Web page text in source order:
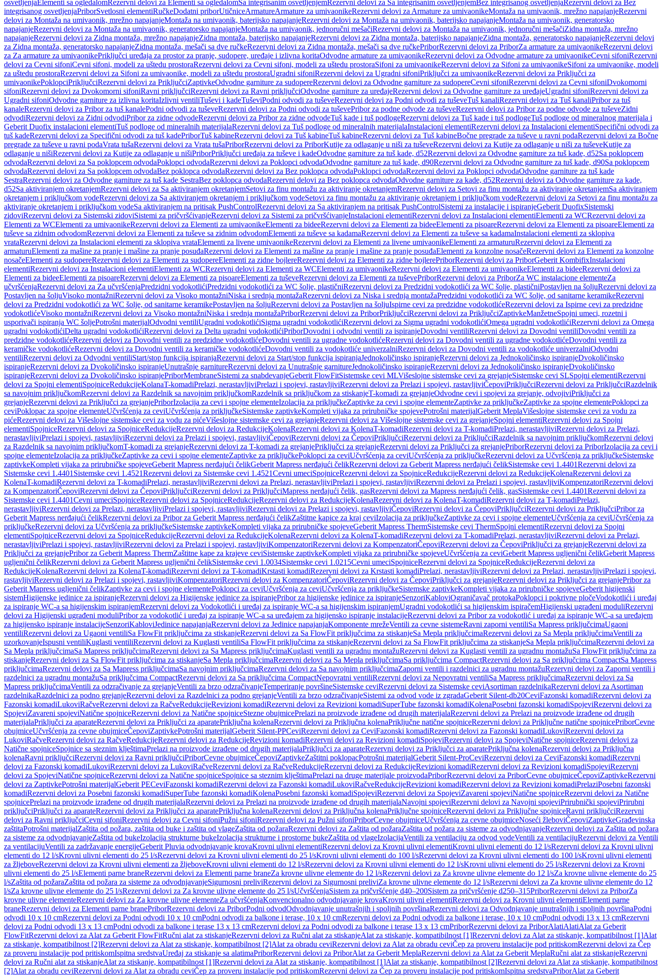
osvetljenjaElementi sa ogledalomRezervni delovi za Elementi sa ogledalomSa integrisanim osvetljenjemRezervni delovi za Sa integrisanim osvetljenjemBez integrisanog osvetljenjaRezervni delovi za Bez
integrisanog osvetljenjaPriborSvetlosni elementiRučkeDodatni priborUtičniceArmatureArmature za umivaonikeRezervni delovi za Armature za umivaonikeMontaža na umivaonik, mrežno napajanjeRezervni
delovi za Montaža na umivaonik, mrežno napajanjeMontaža na umivaonik, baterijsko napajanjeRezervni delovi za Montaža na umivaonik, baterijsko napajanjeMontaža na umivaonik, generatorsko
napajanjeRezervni delovi za Montaža na umivaonik, generatorsko napajanjeMontaža na umivaonik, jednoručni mešačiRezervni delovi za Montaža na umivaonik, jednoručni mešačiZidna montaža, mrežno
napajanjeRezervni delovi za Zidna montaža, mrežno napajanjeZidna montaža, baterijsko napajanjeRezervni delovi za Zidna montaža, baterijsko napajanjeZidna montaža, generatorsko napajanjeRezervni delovi
za Zidna montaža, generatorsko napajanjeZidna montaža, mešači sa dve ručkeRezervni delovi za Zidna montaža, mešači sa dve ručkePriborRezervni delovi za PriborZa armature za umivaonikeRezervni delovi
za Za armature za umivaonikePriključci uređaja za prostor za pranje, sudopere, uređaje i izlivna koritaOdvodne armature za umivaonikeRezervni delovi za Odvodne armature za umivaonikeCevni sifoniRezervni
delovi za Cevni sifoniCevni sifoni, modeli za uštedu prostoraRezervni delovi za Cevni sifoni, modeli za uštedu prostoraSifoni za umivaonikeRezervni delovi za Sifoni za umivaonikeSifoni za umivaonike, modeli
za uštedu prostoraRezervni delovi za Sifoni za umivaonike, modeli za uštedu prostoraUgradni sifoniRezervni delovi za Ugradni sifoniPriključci za umivaonikeRezervni delovi za Priključci za
umivaonikePoklopciPriključciRezervni delovi za PriključciZaptivkeOdvodne garniture za sudopereRezervni delovi za Odvodne garniture za sudopereCevni sifoniRezervni delovi za Cevni sifoniDvokomorni
sifoniRezervni delovi za Dvokomorni sifoniRavni priključciRezervni delovi za Ravni priključciOdvodne garniture za uređajeRezervni delovi za Odvodne garniture za uređajeUgradni sifoniRezervni delovi za
Ugradni sifoniOdvodne garniture za izlivna koritaIzlivni ventiliTuševi i kadeTuševiPodni odvodi za tuševeRezervni delovi za Podni odvodi za tuševeTuš kanaliRezervni delovi za Tuš kanaliPribor za tuš
kanaleRezervni delovi za Pribor za tuš kanalePodni odvodi za tuševeRezervni delovi za Podni odvodi za tuševePribor za podne odvode za tuševeRezervni delovi za Pribor za podne odvode za tuševeZidni
odvodiRezervni delovi za Zidni odvodiPribor za zidne odvodeRezervni delovi za Pribor za zidne odvodeTuš kade i tuš podlogeRezervni delovi za Tuš kade i tuš podlogeTuš podloge od mineralnog materijala i
Geberit Duofix instalacioni elementiTuš podloge od mineralnih materijalaRezervni delovi za Tuš podloge od mineralnih materijalaInstalacioni elementiRezervni delovi za Instalacioni elementiSpecifični odvodi za
tuš kadeRezervni delovi za Specifični odvodi za tuš kadePriborTuš kabineRezervni delovi za Tuš kabineTuš kabineRezervni delovi za Tuš kabineBočne pregrade za tuševe u ravni podaRezervni delovi za Bočne
pregrade za tuševe u ravni podaVrata tušaRezervni delovi za Vrata tušaPriborRezervni delovi za PriborKutije za odlaganje u niši za tuševeRezervni delovi za Kutije za odlaganje u niši za tuševeKutije za
odlaganje u nišiRezervni delovi za Kutije za odlaganje u nišiPriborPriključci uređaja za tuševe i kadeOdvodne garniture za tuš kade, d52Rezervni delovi za Odvodne garniture za tuš kade, d52Sa poklopcem
odvodaRezervni delovi za Sa poklopcem odvodaPoklopci odvodaRezervni delovi za Poklopci odvodaOdvodne garniture za tuš kade, d90Rezervni delovi za Odvodne garniture za tuš kade, d90Sa poklopcem
odvodaRezervni delovi za Sa poklopcem odvodaBez poklopca odvodaRezervni delovi za Bez poklopca odvodaPoklopci odvodaRezervni delovi za Poklopci odvodaOdvodne garniture za tuš kade
SestraRezervni delovi za Odvodne garniture za tuš kade SestraBez poklopca odvodaRezervni delovi za Bez poklopca odvodaOdvodne garniture za kade, d52Rezervni delovi za Odvodne garniture za kade,
d52Sa aktiviranjem okretanjemRezervni delovi za Sa aktiviranjem okretanjemSetovi za finu montažu za aktiviranje okretanjemRezervni delovi za Setovi za finu montažu za aktiviranje okretanjemSa aktiviranjem
okretanjem i priključkom vodeRezervni delovi za Sa aktiviranjem okretanjem i priključkom vodeSetovi za finu montažu za aktiviranje okretanjem i priključkom vodeRezervni delovi za Setovi za finu montažu za
aktiviranje okretanjem i priključkom vodeSa aktiviranjem na pritisak PushControlRezervni delovi za Sa aktiviranjem na pritisak PushControlSistemi za instalacije i ispiranjeGeberit DuofixSistemski
zidoviRezervni delovi za Sistemski zidoviSistemi za pričvršćivanjeRezervni delovi za Sistemi za pričvršćivanjeInstalacioni elementiRezervni delovi za Instalacioni elementiElementi za WCRezervni delovi za
Elementi za WCElementi za umivaonikeRezervni delovi za Elementi za umivaonikeElementi za bideeRezervni delovi za Elementi za bideeElementi za pisoareRezervni delovi za Elementi za pisoareElementi za
tuševe sa zidnim odvodomRezervni delovi za Elementi za tuševe sa zidnim odvodomElementi za tuševe sa kadamaRezervni delovi za Elementi za tuševe sa kadamaInstalacioni elementi za sklopiva
vrataRezervni delovi za Instalacioni elementi za sklopiva vrataElementi za livene umivaonikeRezervni delovi za Elementi za livene umivaonikeElementi za armaturuRezervni delovi za Elementi za
armaturuElementi za mašine za pranje i mašine za pranje posuđaRezervni delovi za Elementi za mašine za pranje i mašine za pranje posuđaElementi za konzolne nosačeRezervni delovi za Elementi za konzolne
nosačeElementi za sudopereRezervni delovi za Elementi za sudopereElementi za zidne bojlereRezervni delovi za Elementi za zidne bojlerePriborRezervni delovi za PriborGeberit KombifixInstalacioni
elementiRezervni delovi za Instalacioni elementiElementi za WCRezervni delovi za Elementi za WCElementi za umivaonikeRezervni delovi za Elementi za umivaonikeElementi za bideeRezervni delovi za
Elementi za bideeElementi za pisoareRezervni delovi za Elementi za pisoareElementi za tuševeRezervni delovi za Elementi za tuševePriborRezervni delovi za PriborZa WC instalacione elementeZa
učvršćenjaRezervni delovi za Za učvršćenjaPredzidni vodokotlićiPredzidni vodokotlići za WC šolje, plastičniRezervni delovi za Predzidni vodokotlići za WC šolje, plastičniPostavljen na šoljuRezervni delovi za
Postavljen na šoljuVisoko montažniRezervni delovi za Visoko montažniNiska i srednja montažaRezervni delovi za Niska i srednja montažaPredzidni vodokotlići za WC šolje, od sanitarne keramikeRezervni
delovi za Predzidni vodokotlići za WC šolje, od sanitarne keramikePostavljen na šoljuRezervni delovi za Postavljen na šoljuIspirne cevi za predzidne vodokotlićeRezervni delovi za Ispirne cevi za predzidne
vodokotlićeVisoko montažniRezervni delovi za Visoko montažniNiska i srednja montažaPriborRezervni delovi za PriborPriključciRezervni delovi za PriključciZaptivkeManžetneSpojni umeci, rozetni i
usporivači ispiranja WC šoljePotrošni materijalOdvodni ventiliUgradni vodokotlićiSigma ugradni vodokotlićiRezervni delovi za Sigma ugradni vodokotlićiOmega ugradni vodokotlićiRezervni delovi za Omega
ugradni vodokotlićiDelta ugradni vodokotlićiRezervni delovi za Delta ugradni vodokotlićiPriborDovodni i odvodni ventili za ispiranjeDovodni ventiliRezervni delovi za Dovodni ventiliDovodni ventili za
predzidne vodokotlićeRezervni delovi za Dovodni ventili za predzidne vodokotlićeDovodni ventili za ugradne vodokotlićeRezervni delovi za Dovodni ventili za ugradne vodokotlićeDovodni ventili za
keramičke vodokotlićeRezervni delovi za Dovodni ventili za keramičke vodokotlićeDovodni ventili za vodokotliće univerzalniRezervni delovi za Dovodni ventili za vodokotliće univerzalniOdvodni
ventiliRezervni delovi za Odvodni ventiliStart/stop funkcija ispiranjaRezervni delovi za Start/stop funkcija ispiranjaJednokoličinsko ispiranjeRezervni delovi za Jednokoličinsko ispiranjeDvokoličinsko
ispiranjeRezervni delovi za Dvokoličinsko ispiranjeUnutrašnje garnitureRezervni delovi za Unutrašnje garnitureJednokoličinsko ispiranjeRezervni delovi za Jednokoličinsko ispiranjeDvokoličinsko
ispiranjeRezervni delovi za Dvokoličinsko ispiranjePriborMembraneSistemi za snabdevanjeGeberit FlowFitSistemske cevi MLVišeslojne sistemske cevi za grejanjeSistemske cevi SLSpojni elementiRezervni
delovi za Spojni elementiSpojniceRedukcijeKolanaT-komadiPrelazi, nerastavljiviPrelazi i spojevi, rastavljiviRezervni delovi za Prelazi i spojevi, rastavljiviČepoviPriključciRezervni delovi za PriključciRazdelnik
sa navojnim priključkomRezervni delovi za Razdelnik sa navojnim priključkomRazdelnik sa priključkom za stiskanjeT-komadi za grejanjeOdvodne cevi i spojevi za grejanje, odvojiviPriključci za
grejanjeRezervni delovi za Priključci za grejanjePriborIzolacija za cevi i spojne elementeIzolacija za priključkeZaptivke za cevi i spojne elementeZaptivke za priključkeZaptivke za spojne elementePoklopci za
ceviPoklopac za spojne elementeUčvršćenja za ceviUčvršćenja za priključkeSistemske zaptivkeKompleti vijaka za prirubničke spojevePotrošni materijalGeberit MeplaVišeslojne sistemske cevi za vodu za
pićeRezervni delovi za Višeslojne sistemske cevi za vodu za pićeVišeslojne sistemske cevi za grejanjeRezervni delovi za Višeslojne sistemske cevi za grejanjeSpojni elementiRezervni delovi za Spojni
elementiSpojniceRezervni delovi za SpojniceRedukcijeRezervni delovi za RedukcijeKolenaRezervni delovi za KolenaT-komadiRezervni delovi za T-komadiPrelazi, nerastavljiviRezervni delovi za Prelazi,
nerastavljiviPrelazi i spojevi, rastavljiviRezervni delovi za Prelazi i spojevi, rastavljiviČepoviRezervni delovi za ČepoviPriključciRezervni delovi za PriključciRazdelnik sa navojnim priključkomRezervni delovi
za Razdelnik sa navojnim priključkomT-komadi za grejanjeRezervni delovi za T-komadi za grejanjePriključci za grejanjeRezervni delovi za Priključci za grejanjePriborRezervni delovi za PriborIzolacija za cevi i
spojne elementeIzolacija za priključkeZaptivke za cevi i spojne elementeZaptivke za priključkePoklopci za ceviUčvršćenja za ceviUčvršćenja za priključkeRezervni delovi za Učvršćenja za priključkeSistemske
zaptivkeKompleti vijaka za prirubničke spojeveGeberit Mapress nerđajući čelikGeberit Mapress nerđajući čelikRezervni delovi za Geberit Mapress nerđajući čelikSistemske cevi 1.4401Rezervni delovi za
Sistemske cevi 1.4401 Sistemske cevi 1.4521Rezervni delovi za Sistemske cevi 1.4521Cevni umeciSpojniceRezervni delovi za SpojniceRedukcijeRezervni delovi za RedukcijeKolenaRezervni delovi za
KolenaT-komadiRezervni delovi za T-komadiPrelazi, nerastavljiviRezervni delovi za Prelazi, nerastavljiviPrelazi i spojevi, rastavljiviRezervni delovi za Prelazi i spojevi, rastavljiviKompenzatoriRezervni delovi
za KompenzatoriČepoviRezervni delovi za ČepoviPriključciRezervni delovi za PriključciMapress nerđajući čelik, gasRezervni delovi za Mapress nerđajući čelik, gasSistemske cevi 1.4401Rezervni delovi za
Sistemske cevi 1.4401Cevni umeciSpojniceRezervni delovi za SpojniceRedukcijeRezervni delovi za RedukcijeKolenaRezervni delovi za KolenaT-komadiRezervni delovi za T-komadiPrelazi,
nerastavljiviRezervni delovi za Prelazi, nerastavljiviPrelazi i spojevi, rastavljiviRezervni delovi za Prelazi i spojevi, rastavljiviČepoviRezervni delovi za ČepoviPriključciRezervni delovi za PriključciPribor za
Geberit Mapress nerđajući čelikRezervni delovi za Pribor za Geberit Mapress nerđajući čelikZaštitne kapice za kraj ceviIzolacija za priključkeZaptivke za cevi i spojne elementeUčvršćenja za ceviUčvršćenja za
priključkeRezervni delovi za Učvršćenja za priključkeSistemske zaptivkeKompleti vijaka za prirubničke spojeveGeberit Mapress ThermSistemske cevi ThermSpojni elementiRezervni delovi za Spojni
elementiSpojniceRezervni delovi za SpojniceRedukcijeRezervni delovi za RedukcijeKolenaRezervni delovi za KolenaT-komadiRezervni delovi za T-komadiPrelazi, nerastavljiviRezervni delovi za Prelazi,
nerastavljiviPrelazi i spojevi, rastavljiviRezervni delovi za Prelazi i spojevi, rastavljiviKompenzatoriRezervni delovi za KompenzatoriČepoviRezervni delovi za ČepoviPriključci za grejanjeRezervni delovi za
Priključci za grejanjePribor za Geberit Mapress ThermZaštitne kape za krajeve ceviSistemske zaptivkeKompleti vijaka za prirubničke spojeveUčvršćenja za ceviGeberit Mapress ugljenični čelikGeberit Mapress
ugljenični čelikRezervni delovi za Geberit Mapress ugljenični čelikSistemske cevi 1.0034Sistemske cevi 1.0215Cevni umeciSpojniceRezervni delovi za SpojniceRedukcijeRezervni delovi za
RedukcijeKolenaRezervni delovi za KolenaT-komadiRezervni delovi za T-komadiKrstasti komadiRezervni delovi za Krstasti komadiPrelazi, nerastavljiviRezervni delovi za Prelazi, nerastavljiviPrelazi i spojevi,
rastavljiviRezervni delovi za Prelazi i spojevi, rastavljiviKompenzatoriRezervni delovi za KompenzatoriČepoviRezervni delovi za ČepoviPriključci za grejanjeRezervni delovi za Priključci za grejanjePribor za
Geberit Mapress ugljenični čelikZaptivke za cevi i spojne elementePoklopci za ceviUčvršćenja za ceviUčvršćenja za priključkeSistemske zaptivkeKompleti vijaka za prirubničke spojeveGeberit higijenski
sistemHigijenske jedinice za ispiranjeRezervni delovi za Higijenske jedinice za ispiranjePribor za higijenske jedinice za ispiranjeSenzoriKabloviOgraničavač protokaPoklopci i pokrivne pločeVodokotlići i uređaj
za ispiranje WC-a sa higijenskim ispiranjemRezervni delovi za Vodokotlići i uređaj za ispiranje WC-a sa higijenskim ispiranjemUgradni vodokotlići sa higijenskim ispiračemHigijenski ugrađeni moduliRezervni
delovi za Higijenski ugrađeni moduliPribor za vodokotlić i uređaj za ispiranje WC-a sa uređajem za higijensko ispiranje instalacijeRezervni delovi za Pribor za vodokotlić i uređaj za ispiranje WC-a sa uređajem
za higijensko ispiranje instalacijeSenzoriKabloviJedinice napajanjaRezervni delovi za Jedinice napajanjaKomponente mrežeVentili za cevne sistemeRavni zaporni ventiliSa Mapress priključcimaUgaoni
ventiliRezervni delovi za Ugaoni ventiliSa FlowFit priključcima za stiskanjeRezervni delovi za Sa FlowFit priključcima za stiskanjeSa Mepla priključcimaRezervni delovi za Sa Mepla priključcimaVentili za
uzorkovanjeIspusni ventiliKuglasti ventiliRezervni delovi za Kuglasti ventiliSa FlowFit priključcima za stiskanjeRezervni delovi za Sa FlowFit priključcima za stiskanjeSa Mepla priključcimaRezervni delovi za
Sa Mepla priključcimaSa Mapress priključcimaRezervni delovi za Sa Mapress priključcimaKuglasti ventili za ugradnu montažuRezervni delovi za Kuglasti ventili za ugradnu montažuSa FlowFit priključcima za
stiskanjeRezervni delovi za Sa FlowFit priključcima za stiskanjeSa Mepla priključcimaRezervni delovi za Sa Mepla priključcimaSa priključcima CompactRezervni delovi za Sa priključcima CompactSa Mapress
priključcimaRezervni delovi za Sa Mapress priključcimaSa navojnim priključcimaRezervni delovi za Sa navojnim priključcimaZaporni ventili i razdelnici za ugradnu montažuRezervni delovi za Zaporni ventili i
razdelnici za ugradnu montažuSa priključcima CompactRezervni delovi za Sa priključcima CompactNepovratni ventiliRezervni delovi za Nepovratni ventiliSa Mapress priključcimaRezervni delovi za Sa
Mapress priključcimaVentili za odzračivanje za grejanjeVentili za brzo odzračivanjeTemperiranje površineSistemske ceviRezervni delovi za Sistemske ceviAsortiman razdelnikaRezervni delovi za Asortiman
razdelnikaRazdelnici za podno grejanjeRezervni delovi za Razdelnici za podno grejanjeVentili za brzo odzračivanjeSistemi za odvod vode iz zgradaGeberit Silent-db20CeviFazonski komadiRezervni delovi za
Fazonski komadiLukoviRačveRezervni delovi za RačveRedukcijeRevizioni komadiRezervni delovi za Revizioni komadiSuperTube fazonski komadiKolenaPosebni fazonski komadiSpojeviRezervni delovi za
SpojeviZavareni spojeviNatične spojniceRezervni delovi za Natične spojniceStezne obujmicePrelazi na proizvode izrađene od drugih materijalaRezervni delovi za Prelazi na proizvode izrađene od drugih
materijalaPriključci za aparateRezervni delovi za Priključci za aparatePriključna kolenaRezervni delovi za Priključna kolenaPriključne natične spojniceRezervni delovi za Priključne natične spojnicePriborCevne
obujmiceUčvršćenja za cevne obujmiceČepoviZaptivkePotrošni materijalGeberit Silent-PPCeviRezervni delovi za CeviFazonski komadiRezervni delovi za Fazonski komadiLukoviRezervni delovi za
LukoviRačveRezervni delovi za RačveRedukcijeRezervni delovi za RedukcijeRevizioni komadiRezervni delovi za Revizioni komadiSpojeviRezervni delovi za SpojeviNatične spojniceRezervni delovi za
Natične spojniceSpojnice sa steznim klještimaPrelazi na proizvode izrađene od drugih materijalaPriključci za aparateRezervni delovi za Priključci za aparatePriključna kolenaRezervni delovi za Priključna
kolenaRavni priključciRezervni delovi za Ravni priključciPriborCevne obujmiceČepoviZaptivkeZaštitni poklopacPotrošni materijalGeberit Silent-ProCeviRezervni delovi za CeviFazonski komadiRezervni
delovi za Fazonski komadiLukoviRezervni delovi za LukoviRačveRezervni delovi za RačveRedukcijeRezervni delovi za RedukcijeRevizioni komadiRezervni delovi za Revizioni komadiSpojeviRezervni
delovi za SpojeviNatične spojniceRezervni delovi za Natične spojniceSpojnice sa steznim klještimaPrelazi na druge materijale proizvodaPriborRezervni delovi za PriborCevne obujmiceČepoviZaptivkeRezervni
delovi za ZaptivkePotrošni materijalGeberit PECeviFazonski komadiRezervni delovi za Fazonski komadiLukoviRačveRedukcijeRevizioni komadiRezervni delovi za Revizioni komadiPrelaziPosebni fazonski
komadiRezervni delovi za Posebni fazonski komadiSuperTube fazonski komadiKolenaPosebni fazonski komadiSpojeviRezervni delovi za SpojeviZavareni spojeviNatične spojniceRezervni delovi za Natične
spojnicePrelazi na proizvode izrađene od drugih materijalaRezervni delovi za Prelazi na proizvode izrađene od drugih materijalaNavojni spojeviRezervni delovi za Navojni spojeviPrirubnički spojeviPrirubni
priključciPriključci za aparateRezervni delovi za Priključci za aparatePriključna kolenaRezervni delovi za Priključna kolenaPriključne spojniceRezervni delovi za Priključne spojniceRavni priključciRezervni
delovi za Ravni priključciCevni sifoniRezervni delovi za Cevni sifoniPužni sifoniRezervni delovi za Pužni sifoniPriborCevne obujmiceUčvršćenja za cevne obujmiceNoseći žleboviČepoviZaptivkeGrađevinska
zaštitaPotrošni materijalZaštita od požara, zaštita od buke i zaštita od vlageZaštita od požaraRezervni delovi za Zaštita od požaraZaštita od požara za sisteme za odvodnjavanjeRezervni delovi za Zaštita od požara
za sisteme za odvodnjavanjeZaštita od bukeIzolacija strukturne bukeIzolacija strukturne i prostorne bukeZaštita od vlageIzolacijaVentili za ventilaciju za odvod vodeVentili za ventilacijuRezervni delovi za Ventili
za ventilacijuVentili za zadržavanje energijeGeberit Pluvia odvodnjavanje krovaKrovni ulivni elementiRezervni delovi za Krovni ulivni elementiKrovni ulivni elementi do 12 l/sRezervni delovi za Krovni ulivni
elementi do 12 l/sKrovni ulivni elementi do 25 l/sRezervni delovi za Krovni ulivni elementi do 25 l/sKrovni ulivni elementi do 100 l/sRezervni delovi za Krovni ulivni elementi do 100 l/sKrovni ulivni elementi
za žljeboveRezervni delovi za Krovni ulivni elementi za žljeboveKrovni ulivni elementi do 12 l/sRezervni delovi za Krovni ulivni elementi do 12 l/sKrovni ulivni elementi do 25 l/sRezervni delovi za Krovni
ulivni elementi do 25 l/sElementi parne braneRezervni delovi za Elementi parne braneZa krovne ulivne elemente do 12 l/sRezervni delovi za Za krovne ulivne elemente do 12 l/sZa krovne ulivne elemente do 25
l/sZaštita od požaraZaštita od požara za sisteme za odvodnjavanjeSigurnosni preliviRezervni delovi za Sigurnosni preliviZa krovne ulivne elemente do 12 l/sRezervni delovi za Za krovne ulivne elemente do 12
l/sZa krovne ulivne elemente do 25 l/sRezervni delovi za Za krovne ulivne elemente do 25 l/sUčvršćenjaSistem za pričvršćenje d40–200Sistem za pričvršćenje d250–315PriborRezervni delovi za PriborZa
krovne ulivne elementeRezervni delovi za Za krovne ulivne elementeZa učvršćenjaKonvencionalno odvodnjavanje krovaKrovni ulivni elementiRezervni delovi za Krovni ulivni elementiElementi parne
braneRezervni delovi za Elementi parne branePriborRezervni delovi za PriborPodni odvodOdvodnjavanje unutrašnjih i spoljnih površinaRezervni delovi za Odvodnjavanje unutrašnjih i spoljnih površinaPodni
odvodi 10 x 10 cmRezervni delovi za Podni odvodi 10 x 10 cmPodni odvodi za balkone i terase, 10 x 10 cmRezervni delovi za Podni odvodi za balkone i terase, 10 x 10 cmPodni odvodi 13 x 13 cmRezervni
delovi za Podni odvodi 13 x 13 cmPodni odvodi za balkone i terase 13 x 13 cmRezervni delovi za Podni odvodi za balkone i terase 13 x 13 cmPriborRezervni delovi za PriborAlatiAlatiAlat za Geberit
FlowFitRezervni delovi za Alat za Geberit FlowFitRučni alat za stiskanjeRezervni delovi za Ručni alat za stiskanjeAlat za stiskanje, kompatibilnost [1]Rezervni delovi za Alat za stiskanje, kompatibilnost [1]Alat
za stiskanje, kompatibilnost [2]Rezervni delovi za Alat za stiskanje, kompatibilnost [2]Alat za obradu ceviRezervni delovi za Alat za obradu ceviČep za proveru instalacije pod pritiskomRezervni delovi za Čep
za proveru instalacije pod pritiskomIspitna sredstvaUređaj za stiskanje sa alatimaPriborRezervni delovi za PriborAlat za Geberit MeplaRezervni delovi za Alat za Geberit MeplaRučni alat za stiskanjeRezervni
delovi za Ručni alat za stiskanjeAlat za stiskanje, kompatibilnost [1]Rezervni delovi za Alat za stiskanje, kompatibilnost [1]Alat za stiskanje, kompatibilnost [2]Rezervni delovi za Alat za stiskanje, kompatibilnost
[2]Alat za obradu ceviRezervni delovi za Alat za obradu ceviČep za proveru instalacije pod pritiskomRezervni delovi za Čep za proveru instalacije pod pritiskomIspitna sredstvaPriborAlat za Geberit